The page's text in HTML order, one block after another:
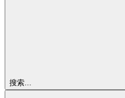
搜索...